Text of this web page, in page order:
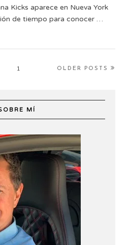
Kicks aparece en Nueva York
de tiempo para conocer …
1 OLDER POSTS
MÍ